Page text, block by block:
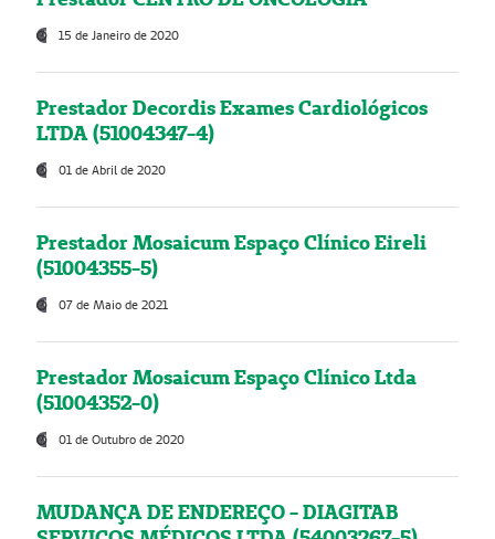
15 de Janeiro de 2020
Prestador Decordis Exames Cardiológicos
LTDA (51004347-4)
01 de Abril de 2020
Prestador Mosaicum Espaço Clínico Eireli
(51004355-5)
07 de Maio de 2021
Prestador Mosaicum Espaço Clínico Ltda
(51004352-0)
01 de Outubro de 2020
MUDANÇA DE ENDEREÇO - DIAGITAB